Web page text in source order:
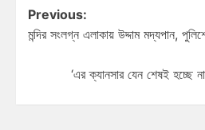
Previous:
মন্দির সংলগ্ন এলাকায় উদ্দাম মদ্যপান,
‘এর ক্যানসার যেন শেষই হচ্ছে